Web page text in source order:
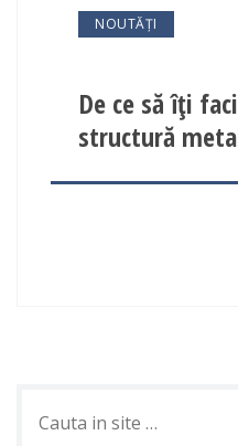
NOUTĂȚI
De ce să îți
structură